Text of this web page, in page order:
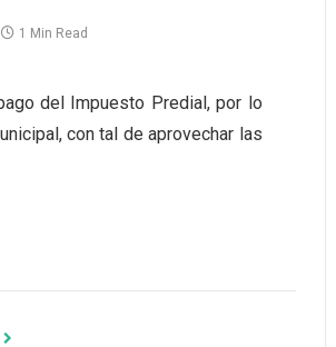
1 Min Read
del Impuesto Predial, por lo
con tal de aprovechar las